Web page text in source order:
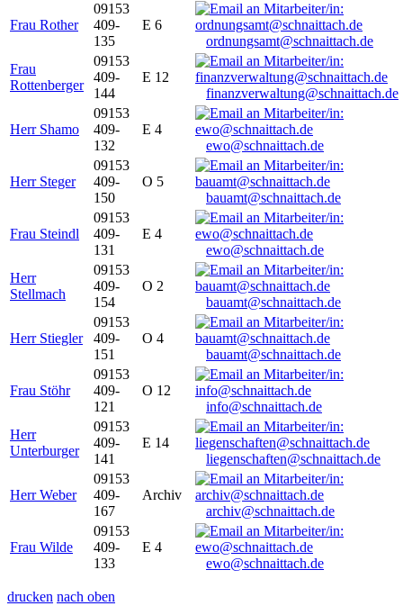
Frau Rother
09153
409-
135
E 6
ordnungsamt@schnaittach.de
Frau
Rottenberger
09153
409-
144
E 12
finanzverwaltung@schnaittach.de
Herr Shamo
09153
409-
132
E 4
ewo@schnaittach.de
Herr Steger
09153
409-
150
O 5
bauamt@schnaittach.de
Frau Steindl
09153
409-
131
E 4
ewo@schnaittach.de
Herr
Stellmach
09153
409-
154
O 2
bauamt@schnaittach.de
Herr Stiegler
09153
409-
151
O 4
bauamt@schnaittach.de
Frau Stöhr
09153
409-
121
O 12
info@schnaittach.de
Herr
Unterburger
09153
409-
141
E 14
liegenschaften@schnaittach.de
Herr Weber
09153
409-
167
Archiv
archiv@schnaittach.de
Frau Wilde
09153
409-
133
E 4
ewo@schnaittach.de
drucken nach oben